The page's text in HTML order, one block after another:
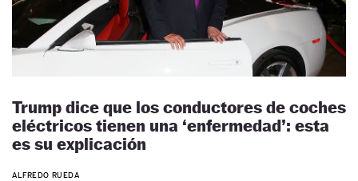
Trump dice que los conductores de coches
eléctricos tienen una ‘enfermedad’: esta
es su explicación
ALFREDO RUEDA